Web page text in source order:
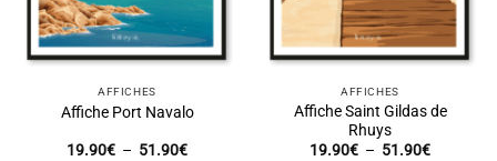
AFFICHES
Affiche Port Navalo
19.90€ – 51.90€Plage
AFFICHES
Affiche Saint Gildas de
Rhuys
19.90€ – 51.90€Plage